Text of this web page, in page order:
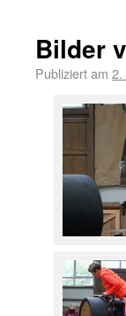
Bilder
Publiziert am 2.